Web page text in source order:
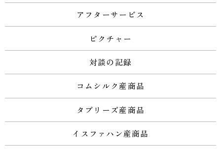
アフターサービス
ピクチャー
対談の記録
コムシルク産商品
タブリーズ産商品
イスファハン産商品